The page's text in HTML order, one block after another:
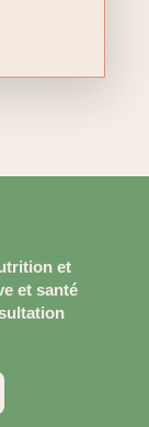
et
et santé